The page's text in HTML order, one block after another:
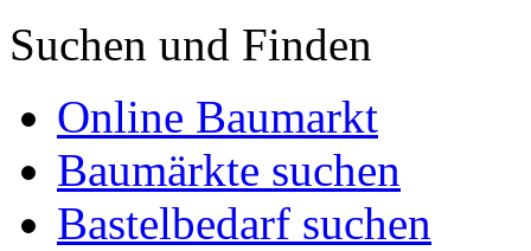
Suchen und Finden
Online Baumarkt
Baumärkte suchen
Bastelbedarf suchen